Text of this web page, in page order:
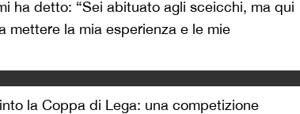
ha detto: “Sei abituato agli sceicchi, ma qui
mettere la mia esperienza e le mie
la Coppa di Lega: una competizione